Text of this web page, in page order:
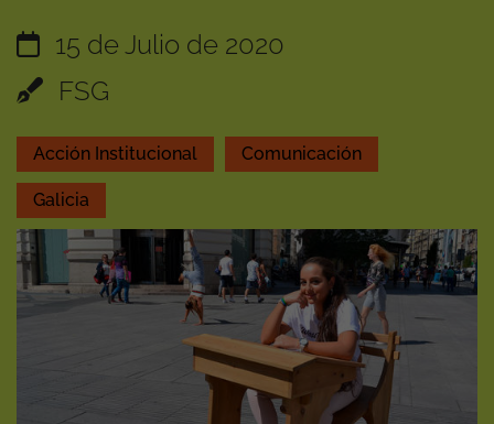
15 de Julio de 2020
FSG
Acción Institucional Comunicación
Galicia